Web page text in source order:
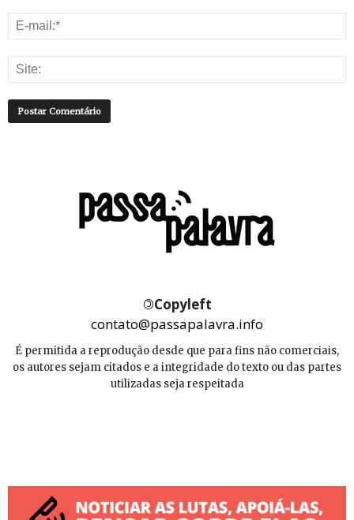
©Copyleft
contato@passapalavra.info
É permitida a reprodução desde que para fins não comerciais,
os autores sejam citados e a integridade do texto ou das partes
utilizadas seja respeitada